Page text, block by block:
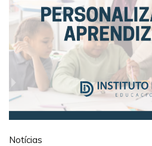
Notícias